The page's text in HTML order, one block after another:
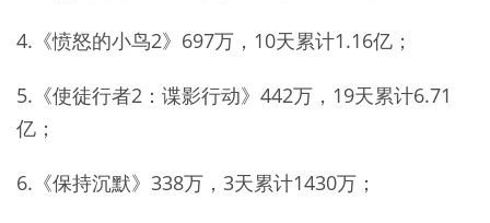
4.《愤怒的小鸟2》697万，10天累计1.16亿；
5.《使徒行者2：谍影行动》442万，19天累计6.71
亿；
6.《保持沉默》338万，3天累计1430万；